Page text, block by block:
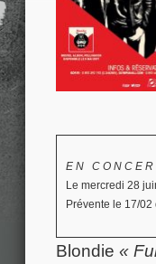
E N C O N C E
Le mercredi 28
Prévente le 17/
Blondie «